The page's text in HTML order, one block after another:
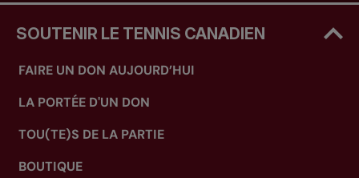
SOUTENIR LE TENNIS CANADIEN
FAIRE UN DON AUJOURD’HUI
LA PORTÉE D'UN DON
TOU(TE)S DE LA PARTIE
BOUTIQUE